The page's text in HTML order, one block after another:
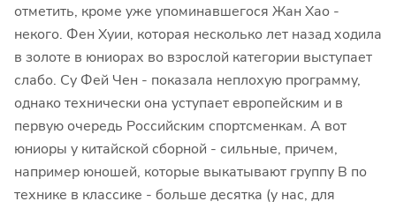
отметить, кроме уже упоминавшегося Жан Хао -
некого. Фен Хуии, которая несколько лет назад ходила
в золоте в юниорах во взрослой категории выступает
слабо. Су Фей Чен - показала неплохую программу,
однако технически она уступает европейским и в
первую очередь Российским спортсменкам. А вот
юниоры у китайской сборной - сильные, причем,
например юношей, которые выкатывают группу B по
технике в классике - больше десятка (у нас, для